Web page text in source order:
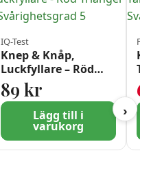
IQ-Test
Knep & Knåp,
Luckfyllare – Röd
Triangel –
Svårighetsgrad 5
89 kr
Lägg till i
varukorg
›